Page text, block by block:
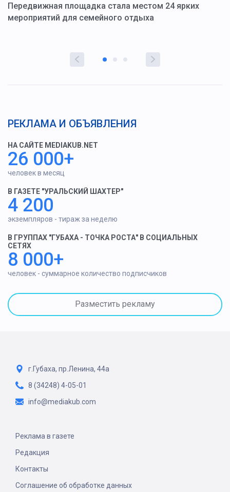
Передвижная площадка стала местом 24 ярких
мероприятий для семейного отдыха
РЕКЛАМА И ОБЪЯВЛЕНИЯ
НА САЙТЕ MEDIAKUB.NET
26 000+
человек в месяц
В ГАЗЕТЕ "УРАЛЬСКИЙ ШАХТЕР"
4 200
экземпляров - тираж за неделю
В ГРУППАХ "ГУБАХА - ТОЧКА РОСТА" В СОЦИАЛЬНЫХ
СЕТЯХ
8 000+
человек - суммарное количество подписчиков
Разместить рекламу
г.Губаха, пр.Ленина, 44а
8 (34248) 4-05-01
info@mediakub.com
Реклама в газете
Редакция
Контакты
Соглашение об обработке данных